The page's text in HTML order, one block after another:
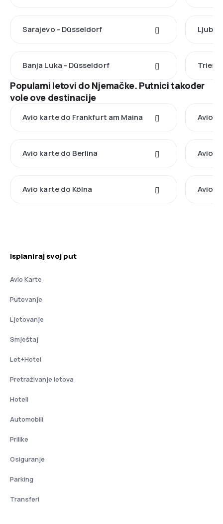
Sarajevo - Düsseldorf
Banja Luka - Düsseldorf
Popularni letovi do Njemačke. Putnici također
vole ove destinacije
Avio karte do Frankfurt am Maina Avio
Avio karte do Berlina Avio
Avio karte do Kölna Avio
Isplaniraj svoj put
Avio Karte
Putovanje
Ljetovanje
Smještaj
Let+Hotel
Pretraživanje letova
Hoteli
Automobili
Prilike
Osiguranje
Parking
Transferi